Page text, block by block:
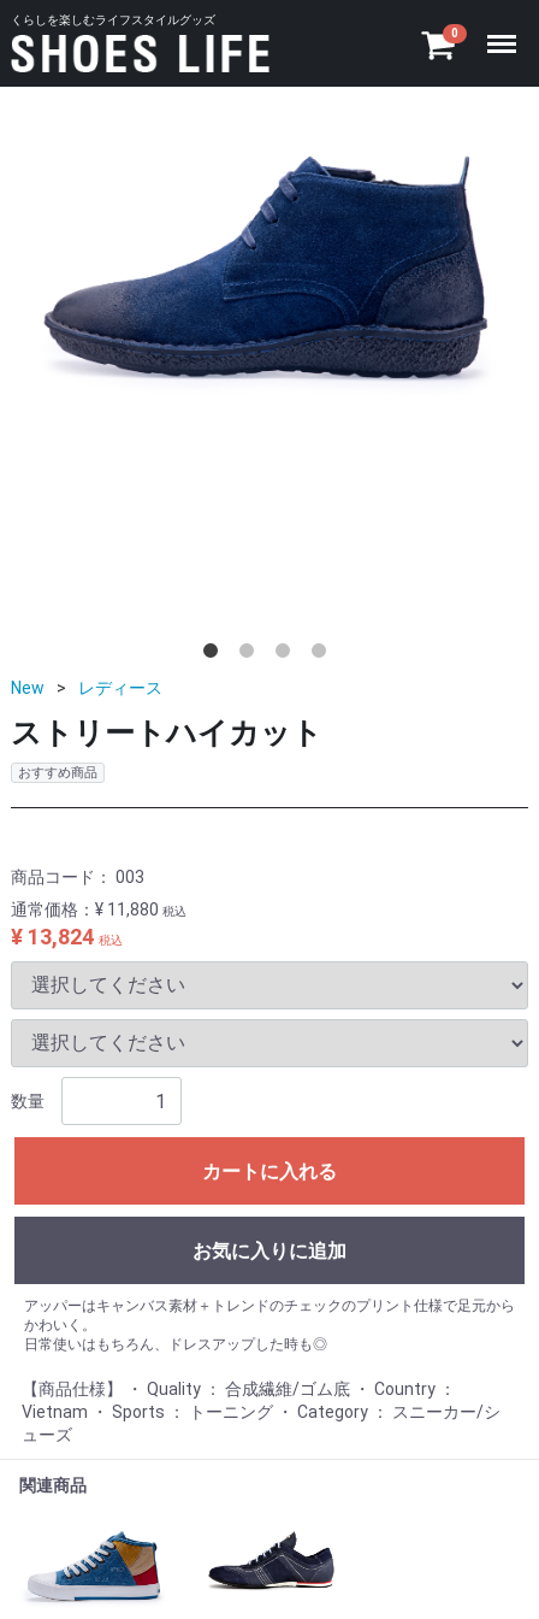
くらしを楽しむライフスタイルグッズ
0
New レディース
ストリートハイカット
おすすめ商品
商品コード：003
通常価格：¥ 11,880 税込
¥ 13,824 税込
数量
カートに入れる
お気に入りに追加
アッパーはキャンバス素材＋トレンドのチェックのプリント仕様で足元から
かわいく。
日常使いはもちろん、ドレスアップした時も◎
【商品仕様】 ・ Quality ： 合成繊維/ゴム底 ・ Country ：
Vietnam ・ Sports ： トーニング ・ Category ： スニーカー/シ
ューズ
関連商品